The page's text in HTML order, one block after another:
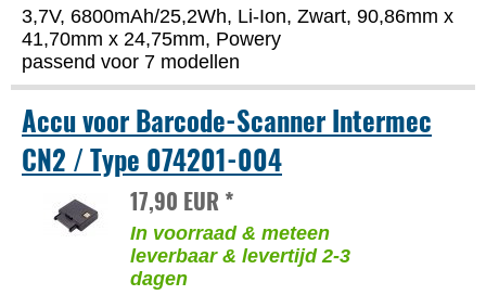
3,7V, 6800mAh/25,2Wh, Li-Ion, Zwart, 90,86mm x
41,70mm x 24,75mm, Powery
passend voor 7 modellen
Accu voor Barcode-Scanner Intermec
CN2 / Type 074201-004
17,90 EUR *
In voorraad & meteen
leverbaar & levertijd 2-3
dagen